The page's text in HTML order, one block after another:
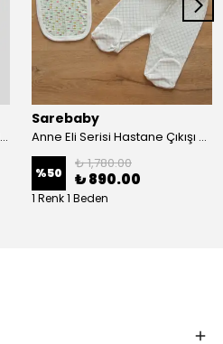
Anne Eli Serisi Hastane Çıkışı 10'lu Set Oyuncak Hediyeli Organik
Sarebaby
Anne Eli Serisi Hastane Çıkışı 5li Set
%50
₺ 1,780.00
₺ 890.00
1 Renk 1 Beden